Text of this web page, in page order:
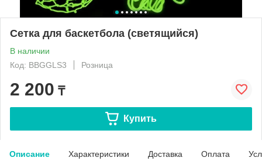
Сетка для баскетбола (светящийся)
В наличии
Код: BBGGLS3
Розница
2 200 ₸
Купить
Описание Характеристики Доставка Оплата